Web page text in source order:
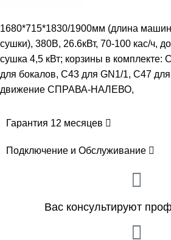
1680*715*1830/1900мм (длина
сушки), 380В, 26.6кВт, 70-100 кас/ч,
сушка 4,5 кВт; корзины в комплекте:
для бокалов, С43 для GN1/1, C47
движение СПРАВА-НАЛЕВО,
Гарантия 12 месяцев
Подключение и Обслуживание
Вас консультируют